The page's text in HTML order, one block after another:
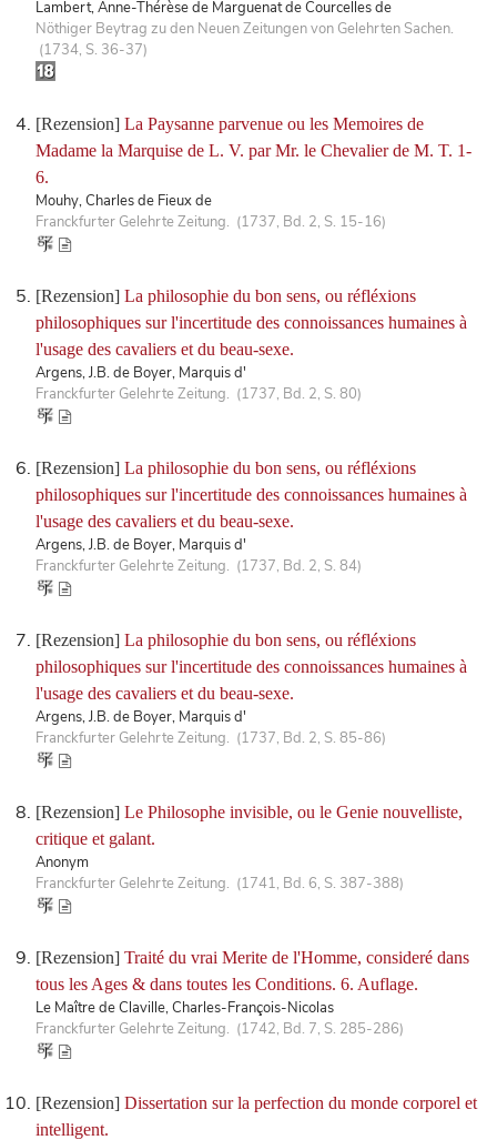
Lambert, Anne-Thérèse de Marguenat de Courcelles de
Nöthiger Beytrag zu den Neuen Zeitungen von Gelehrten Sachen.
(1734, S. 36-37)
[Rezension] La Paysanne parvenue ou les Memoires de
Madame la Marquise de L. V. par Mr. le Chevalier de M. T. 1-
6.
Mouhy, Charles de Fieux de
Franckfurter Gelehrte Zeitung. (1737, Bd. 2, S. 15-16)
[Rezension] La philosophie du bon sens, ou réfléxions
philosophiques sur l'incertitude des connoissances humaines à
l'usage des cavaliers et du beau-sexe.
Argens, J.B. de Boyer, Marquis d'
Franckfurter Gelehrte Zeitung. (1737, Bd. 2, S. 80)
[Rezension] La philosophie du bon sens, ou réfléxions
philosophiques sur l'incertitude des connoissances humaines à
l'usage des cavaliers et du beau-sexe.
Argens, J.B. de Boyer, Marquis d'
Franckfurter Gelehrte Zeitung. (1737, Bd. 2, S. 84)
[Rezension] La philosophie du bon sens, ou réfléxions
philosophiques sur l'incertitude des connoissances humaines à
l'usage des cavaliers et du beau-sexe.
Argens, J.B. de Boyer, Marquis d'
Franckfurter Gelehrte Zeitung. (1737, Bd. 2, S. 85-86)
[Rezension] Le Philosophe invisible, ou le Genie nouvelliste,
critique et galant.
Anonym
Franckfurter Gelehrte Zeitung. (1741, Bd. 6, S. 387-388)
[Rezension] Traité du vrai Merite de l'Homme, consideré dans
tous les Ages & dans toutes les Conditions. 6. Auflage.
Le Maître de Claville, Charles-François-Nicolas
Franckfurter Gelehrte Zeitung. (1742, Bd. 7, S. 285-286)
[Rezension] Dissertation sur la perfection du monde corporel et
intelligent.